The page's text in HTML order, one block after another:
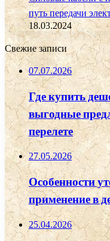
путь передачи
18.03.2024
Свежие записи
07.07.2026
Где купить
выгодные
перелете
27.05.2026
Особенности
применение в
25.04.2026